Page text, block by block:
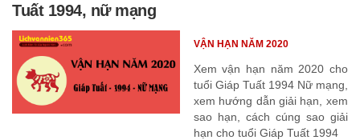
Tuất 1994, nữ mạng
Xem vận hạn năm 2020 cho
tuổi Giáp Tuất 1994 Nữ mạng,
xem hướng dẫn giải hạn, xem
sao hạn, cách cúng sao giải
hạn cho tuổi Giáp Tuất 1994
VẬN HẠN NĂM 2020